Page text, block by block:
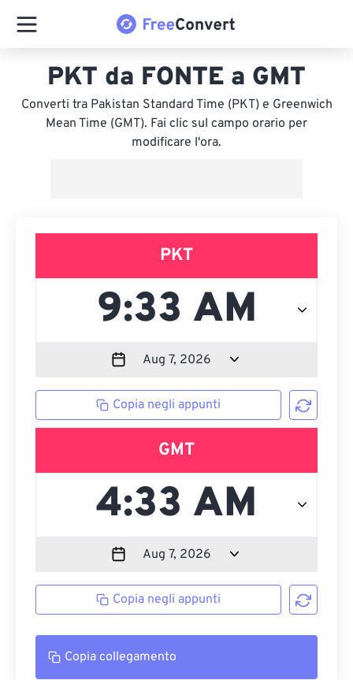
PKT da FONTE a GMT
Converti tra Pakistan Standard Time (PKT) e Greenwich
Mean Time (GMT). Fai clic sul campo orario per
modificare l'ora.
PKT
Copia negli appunti
GMT
Copia negli appunti
Copia collegamento